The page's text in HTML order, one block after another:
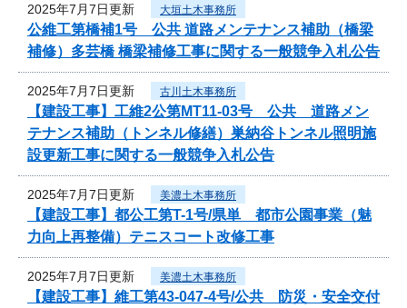
2025年7月7日更新 大垣土木事務所
公維工第橋補1号 公共 道路メンテナンス補助（橋梁
補修）多芸橋 橋梁補修工事に関する一般競争入札公告
2025年7月7日更新 古川土木事務所
【建設工事】工維2公第MT11-03号 公共 道路メン
テナンス補助（トンネル修繕）巣納谷トンネル照明施
設更新工事に関する一般競争入札公告
2025年7月7日更新 美濃土木事務所
【建設工事】都公工第T-1号/県単 都市公園事業（魅
力向上再整備）テニスコート改修工事
2025年7月7日更新 美濃土木事務所
【建設工事】維工第43-047-4号/公共 防災・安全交付